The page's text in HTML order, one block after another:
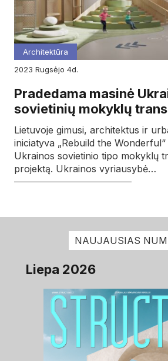
Architektūra
2023
rugsėjo 4d.
Pradedama masinė
sovietinių mokyklų
Lietuvoje gimusi, architektus ir
iniciatyva „Rebuild the
Ukrainos sovietinio tipo mokyklų
projektą. Ukrainos vyriausybė…
NAUJAUSIAS
Liepa 2026